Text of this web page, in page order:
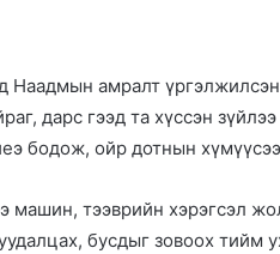
Наадмын амралт
дарс гээд та хүссэн
бодож, ойр дотнын
машин, тээврийн хэрэгсэл
бусдыг зовоох